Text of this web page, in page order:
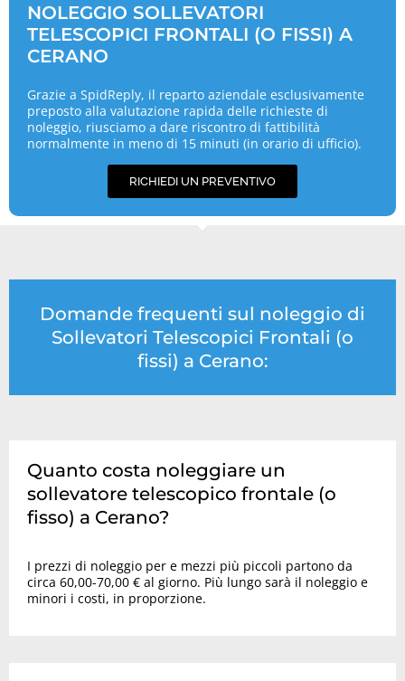
NOLEGGIO SOLLEVATORI
TELESCOPICI FRONTALI (O FISSI) A
CERANO
Grazie a SpidReply, il reparto aziendale esclusivamente
preposto alla valutazione rapida delle richieste di
noleggio, riusciamo a dare riscontro di fattibilità
normalmente in meno di 15 minuti (in orario di ufficio).
RICHIEDI UN PREVENTIVO
Domande frequenti sul noleggio di
Sollevatori Telescopici Frontali (o
fissi) a Cerano:
Quanto costa noleggiare un
sollevatore telescopico frontale (o
fisso) a Cerano?
I prezzi di noleggio per e mezzi più piccoli partono da
circa 60,00-70,00 € al giorno. Più lungo sarà il noleggio e
minori i costi, in proporzione.